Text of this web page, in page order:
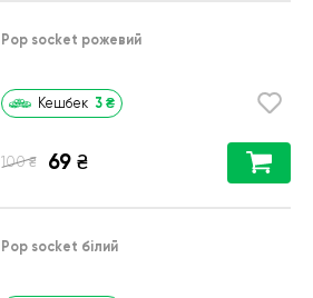
Pop socket рожевий
Кешбек 3 ₴
100 ₴ 69 ₴
Pop socket білий